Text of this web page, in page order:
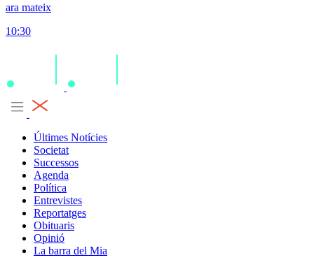
ara mateix
10:30
Últimes Notícies
Societat
Successos
Agenda
Política
Entrevistes
Reportatges
Obituaris
Opinió
La barra del Mia